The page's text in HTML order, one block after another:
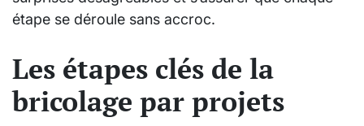
étape se déroule sans accroc.
Les étapes clés de la
bricolage par projets